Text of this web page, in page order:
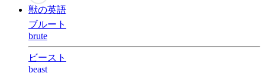
獣の英語
ブルート
brute
ビースト
beast